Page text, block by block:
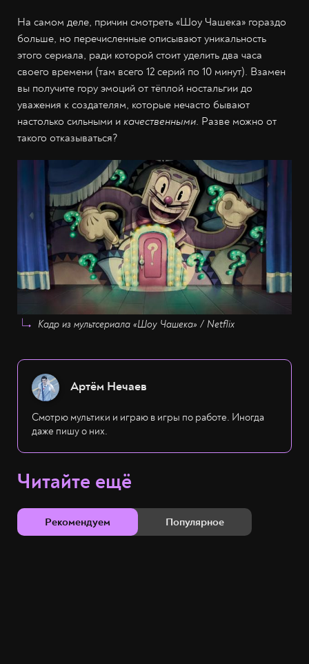
На самом деле, причин смотреть «Шоу Чашека» гораздо
больше, но перечисленные описывают уникальность
этого сериала, ради которой стоит уделить два часа
своего времени (там всего 12 серий по 10 минут). Взамен
вы получите гору эмоций от тёплой ностальгии до
уважения к создателям, которые нечасто бывают
настолько сильными и качественными. Разве можно от
такого отказываться?
Кадр из мультсериала «Шоу Чашека» / Netflix
Артём Нечаев
Смотрю мультики и играю в игры по работе. Иногда
даже пишу о них.
Читайте ещё
Рекомендуем Популярное